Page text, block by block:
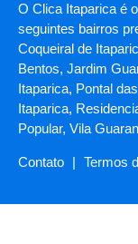
O Clica Itaparica é
seguintes bairros
Coqueiral de
Bentos, Jardim
Itaparica, Pontal
Itaparica,
Popular, Vila
Contato | Termos